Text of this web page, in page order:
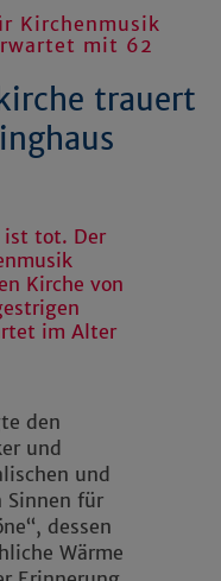
Kirchenmusik
mit 62
trauert
ist tot. Der
Kirche von
im Alter
den
und
und
Sinnen für
dessen
Wärme